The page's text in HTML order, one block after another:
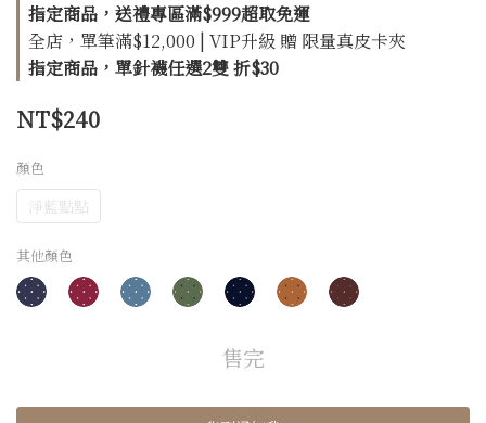
指定商品，送禮專區滿$999超取免運
全店，單筆滿$12,000 | VIP升級 贈 限量真皮卡夾
指定商品，單針襪任選2雙 折$30
NT$240
顏色
淨藍點點
其他顏色
售完